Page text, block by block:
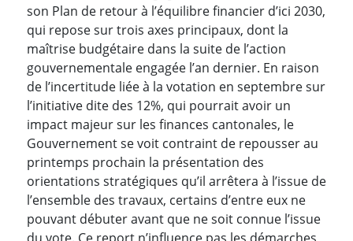
son Plan de retour à l’équilibre financier d’ici 2030,
qui repose sur trois axes principaux, dont la
maîtrise budgétaire dans la suite de l’action
gouvernementale engagée l’an dernier. En raison
de l’incertitude liée à la votation en septembre sur
l’initiative dite des 12%, qui pourrait avoir un
impact majeur sur les finances cantonales, le
Gouvernement se voit contraint de repousser au
printemps prochain la présentation des
orientations stratégiques qu’il arrêtera à l’issue de
l’ensemble des travaux, certains d’entre eux ne
pouvant débuter avant que ne soit connue l’issue
du vote. Ce report n’influence pas les démarches